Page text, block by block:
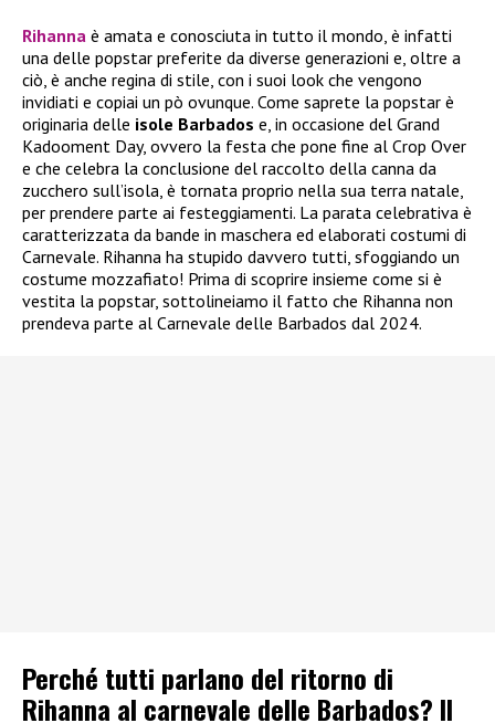
Rihanna è amata e conosciuta in tutto il mondo, è infatti
una delle popstar preferite da diverse generazioni e, oltre a
ciò, è anche regina di stile, con i suoi look che vengono
invidiati e copiai un pò ovunque. Come saprete la popstar è
originaria delle isole Barbados e, in occasione del Grand
Kadooment Day, ovvero la festa che pone fine al Crop Over
e che celebra la conclusione del raccolto della canna da
zucchero sull’isola, è tornata proprio nella sua terra natale,
per prendere parte ai festeggiamenti. La parata celebrativa è
caratterizzata da bande in maschera ed elaborati costumi di
Carnevale. Rihanna ha stupido davvero tutti, sfoggiando un
costume mozzafiato! Prima di scoprire insieme come si è
vestita la popstar, sottolineiamo il fatto che Rihanna non
prendeva parte al Carnevale delle Barbados dal 2024.
Perché tutti parlano del ritorno di
Rihanna al carnevale delle Barbados? Il